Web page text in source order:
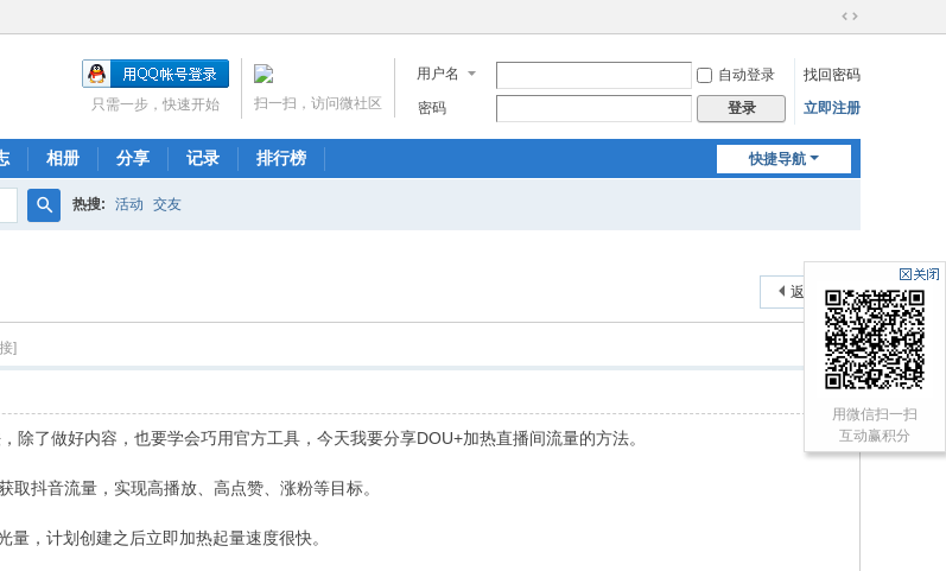
切
到
宽
用户名 自动登录
找回密码
密码
登录 立即注册
扫一扫，访问微社区
只需一步，快速开始
快捷导航
相册 分享 记录 排行榜
热搜: 活动 交友
返回列表
]
了做好内容，也要学会巧用官方工具，今天我要分享DOU+加热直播间流量的方法。
抖音流量，实现高播放、高点赞、涨粉等目标。
，计划创建之后立即加热起量速度很快。
用微信扫一扫
互动赢积分